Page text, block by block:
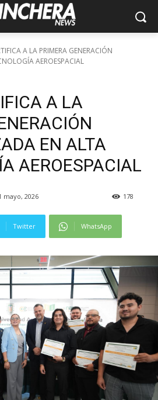
A LA PRIMERA GENERACIÓN
AEROESPACIAL
A LA
EN ALTA
AEROESPACIAL
mayo, 2026 178
Twitter WhatsApp